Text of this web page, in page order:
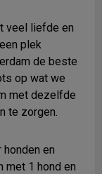
veel liefde en
plek
de beste
op wat we
met dezelfde
te zorgen.
en
met 1 hond en